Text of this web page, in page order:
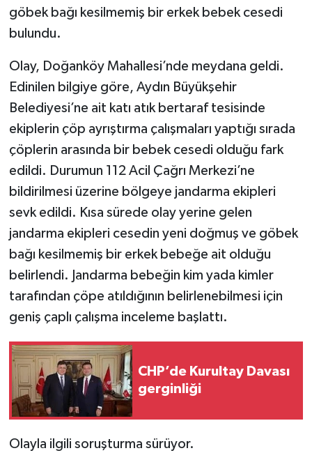
göbek bağı kesilmemiş bir erkek bebek cesedi
bulundu.
Olay, Doğanköy Mahallesi’nde meydana geldi.
Edinilen bilgiye göre, Aydın Büyükşehir
Belediyesi’ne ait katı atık bertaraf tesisinde
ekiplerin çöp ayrıştırma çalışmaları yaptığı sırada
çöplerin arasında bir bebek cesedi olduğu fark
edildi. Durumun 112 Acil Çağrı Merkezi’ne
bildirilmesi üzerine bölgeye jandarma ekipleri
sevk edildi. Kısa sürede olay yerine gelen
jandarma ekipleri cesedin yeni doğmuş ve göbek
bağı kesilmemiş bir erkek bebeğe ait olduğu
belirlendi. Jandarma bebeğin kim yada kimler
tarafından çöpe atıldığının belirlenebilmesi için
geniş çaplı çalışma inceleme başlattı.
CHP’de Kurultay Davası
gerginliği
Olayla ilgili soruşturma sürüyor.